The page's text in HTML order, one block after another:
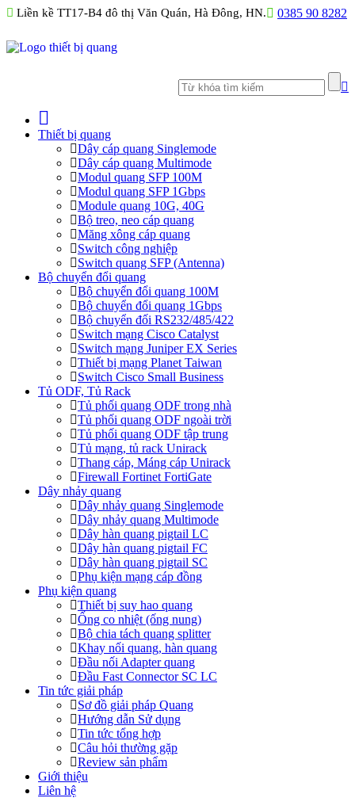
Liền kề TT17-B4 đô thị Văn Quán, Hà Đông, HN. 0385 90 8282
Thiết bị quang
Dây cáp quang Singlemode
Dây cáp quang Multimode
Modul quang SFP 100M
Modul quang SFP 1Gbps
Module quang 10G, 40G
Bộ treo, neo cáp quang
Măng xông cáp quang
Switch công nghiệp
Switch quang SFP (Antenna)
Bộ chuyển đổi quang
Bộ chuyển đổi quang 100M
Bộ chuyển đổi quang 1Gbps
Bộ chuyển đối RS232/485/422
Switch mạng Cisco Catalyst
Switch mạng Juniper EX Series
Thiết bị mạng Planet Taiwan
Switch Cisco Small Business
Tủ ODF, Tủ Rack
Tủ phối quang ODF trong nhà
Tủ phối quang ODF ngoài trời
Tủ phối quang ODF tập trung
Tủ mạng, tủ rack Unirack
Thang cáp, Máng cáp Unirack
Firewall Fortinet FortiGate
Dây nhảy quang
Dây nhảy quang Singlemode
Dây nhảy quang Multimode
Dây hàn quang pigtail LC
Dây hàn quang pigtail FC
Dây hàn quang pigtail SC
Phụ kiện mạng cáp đồng
Phụ kiện quang
Thiết bị suy hao quang
Ống co nhiệt (ống nung)
Bộ chia tách quang splitter
Khay nối quang, hàn quang
Đầu nối Adapter quang
Đầu Fast Connector SC LC
Tin tức giải pháp
Sơ đồ giải pháp Quang
Hướng dẫn Sử dụng
Tin tức tổng hợp
Câu hỏi thường gặp
Review sản phẩm
Giới thiệu
Liên hệ